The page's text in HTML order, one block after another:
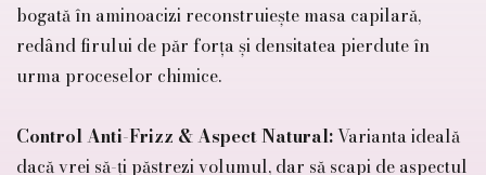
bogată în aminoacizi reconstruiește masa capilară,
redând firului de păr forța și densitatea pierdute în
urma proceselor chimice.
Control Anti-Frizz & Aspect Natural:Varianta ideală
dacă vrei să-ți păstrezi volumul, dar să scapi de aspectul